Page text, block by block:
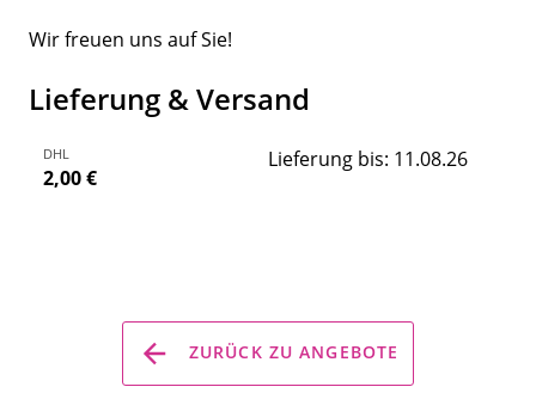
Wir freuen uns auf Sie!
Lieferung & Versand
DHL
2,00 €
Lieferung bis: 11.08.26
ZURÜCK ZU ANGEBOTE